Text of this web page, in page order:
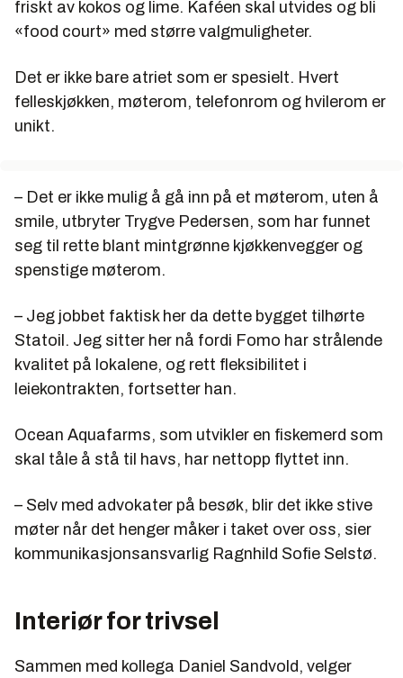
friskt av kokos og lime. Kaféen skal utvides og bli
«food court» med større valgmuligheter.
Det er ikke bare atriet som er spesielt. Hvert
felleskjøkken, møterom, telefonrom og hvilerom er
unikt.
– Det er ikke mulig å gå inn på et møterom, uten å
smile, utbryter Trygve Pedersen, som har funnet
seg til rette blant mintgrønne kjøkkenvegger og
spenstige møterom.
– Jeg jobbet faktisk her da dette bygget tilhørte
Statoil. Jeg sitter her nå fordi Fomo har strålende
kvalitet på lokalene, og rett fleksibilitet i
leiekontrakten, fortsetter han.
Ocean Aquafarms, som utvikler en fiskemerd som
skal tåle å stå til havs, har nettopp flyttet inn.
– Selv med advokater på besøk, blir det ikke stive
møter når det henger måker i taket over oss, sier
kommunikasjonsansvarlig Ragnhild Sofie Selstø.
Interiør for trivsel
Sammen med kollega Daniel Sandvold, velger